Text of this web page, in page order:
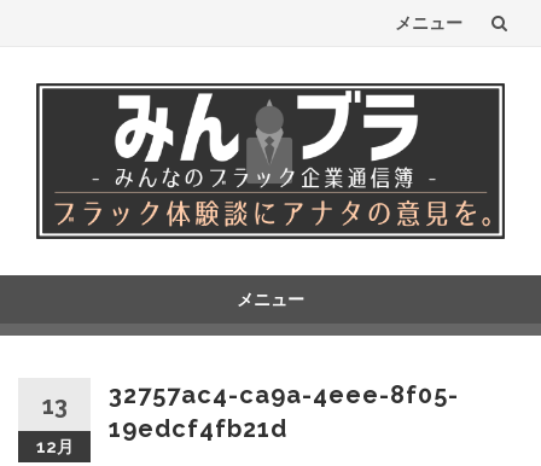
メニュー
ス
ッ
メニュー
コ
13
12月
32757ac4-ca9a-4eee-8f05-
19edcf4fb21d